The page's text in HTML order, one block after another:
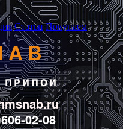
Статьи Покупаем
ПРИПОИ
606-02-08